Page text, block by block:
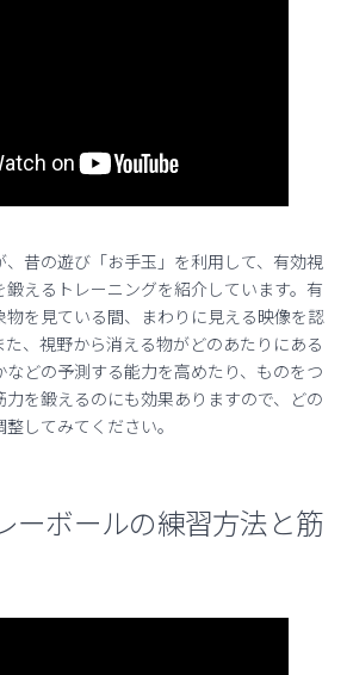
昔の遊び「お手玉」を利用して、有効視
えるトレーニングを紹介しています。有
を見ている間、まわりに見える映像を認
、視野から消える物がどのあたりにある
どの予測する能力を高めたり、ものをつ
を鍛えるのにも効果ありますので、どの
してみてください。
ーボールの練習方法と筋